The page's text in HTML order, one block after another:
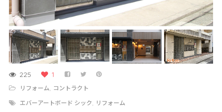
225 1
リフォーム, コントラクト
エバーアートボード シック, リフォーム